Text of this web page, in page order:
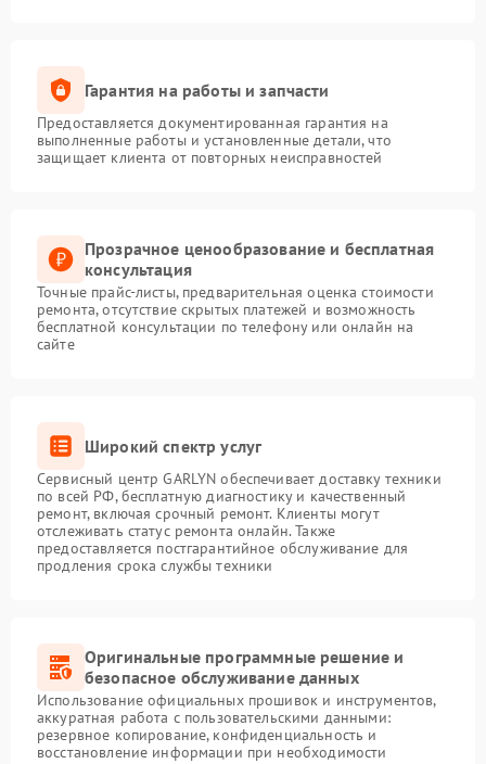
Гарантия на работы и запчасти
Предоставляется документированная гарантия на
выполненные работы и установленные детали, что
защищает клиента от повторных неисправностей
Прозрачное ценообразование и бесплатная
консультация
Точные прайс-листы, предварительная оценка стоимости
ремонта, отсутствие скрытых платежей и возможность
бесплатной консультации по телефону или онлайн на
сайте
Широкий спектр услуг
Сервисный центр GARLYN обеспечивает доставку техники
по всей РФ, бесплатную диагностику и качественный
ремонт, включая срочный ремонт. Клиенты могут
отслеживать статус ремонта онлайн. Также
предоставляется постгарантийное обслуживание для
продления срока службы техники
Оригинальные программные решение и
безопасное обслуживание данных
Использование официальных прошивок и инструментов,
аккуратная работа с пользовательскими данными:
резервное копирование, конфиденциальность и
восстановление информации при необходимости